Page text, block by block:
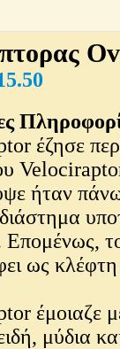
έζησε
ήταν
ως
έμοιαζε
μύδια